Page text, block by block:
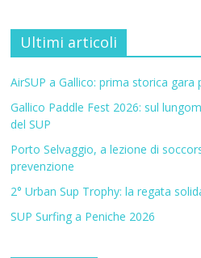
Ultimi articoli
AirSUP a Gallico: prima storica gara
Gallico Paddle Fest 2026: sul
del SUP
Porto Selvaggio, a lezione di
prevenzione
2° Urban Sup Trophy: la regata
SUP Surfing a Peniche 2026